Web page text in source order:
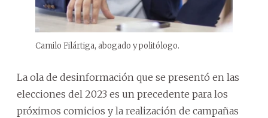
Camilo Filártiga, abogado y politólogo.
La ola de desinformación que se presentó en las
elecciones del 2023 es un precedente para los
próximos comicios y la realización de campañas